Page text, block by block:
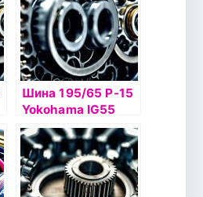
Шина 195/65 Р-15
Yokohama IG55
95Т б/к шип